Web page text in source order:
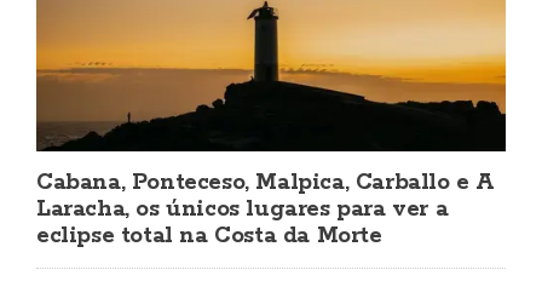
Cabana, Ponteceso, Malpica, Carballo e A
Laracha, os únicos lugares para ver a
eclipse total na Costa da Morte